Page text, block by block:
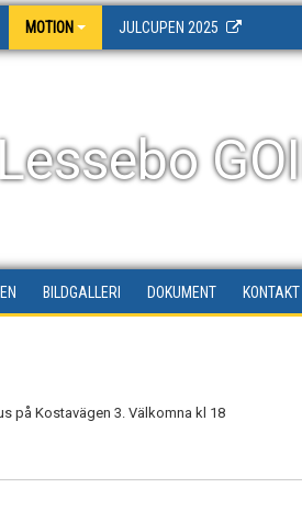
MOTION JULCUPEN 2025
BILDGALLERI DOKUMENT KONTAKT
på Kostavägen 3. Välkomna kl 18